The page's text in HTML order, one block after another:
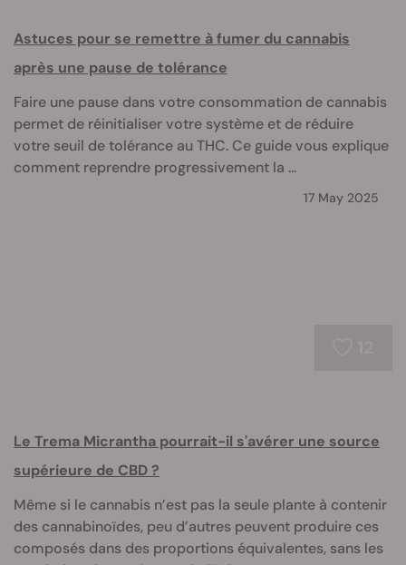
Astuces pour se remettre à fumer du cannabis
après une pause de tolérance
Faire une pause dans votre consommation de cannabis
permet de réinitialiser votre système et de réduire
votre seuil de tolérance au THC. Ce guide vous explique
comment reprendre progressivement la ...
17 May 2025
Le Trema Micrantha pourrait-il s'avérer une source
supérieure de CBD ?
Même si le cannabis n’est pas la seule plante à contenir
des cannabinoïdes, peu d’autres peuvent produire ces
composés dans des proportions équivalentes, sans les